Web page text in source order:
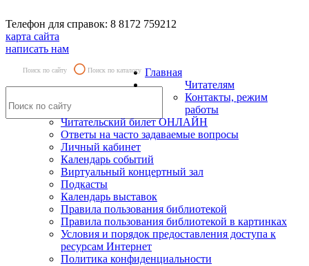
Телефон для справок: 8 8172 759212
карта сайта
написать нам
Поиск по сайту Поиск по каталогу Главная
Читателям
Контакты, режим
работы
Читательский билет ОНЛАЙН
Ответы на часто задаваемые вопросы
Личный кабинет
Календарь событий
Виртуальный концертный зал
Подкасты
Календарь выставок
Правила пользования библиотекой
Правила пользования библиотекой в картинках
Условия и порядок предоставления доступа к
ресурсам Интернет
Политика конфиденциальности